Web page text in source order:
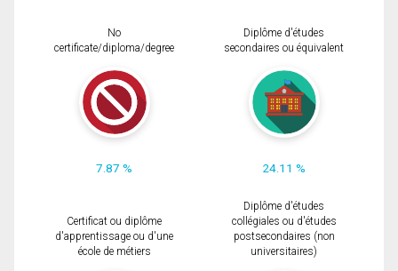
No
certificate/diploma/degree
7.87 %
Diplôme d'études
secondaires ou équivalent
24.11 %
Certificat ou diplôme
d'apprentissage ou d'une
école de métiers
Diplôme d'études
collégiales ou d'études
postsecondaires (non
universitaires)